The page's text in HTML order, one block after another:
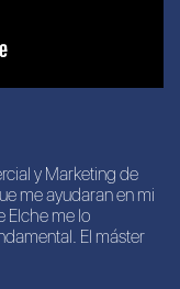
y Marketing de
me ayudaran en mi
Elche me lo
El máster